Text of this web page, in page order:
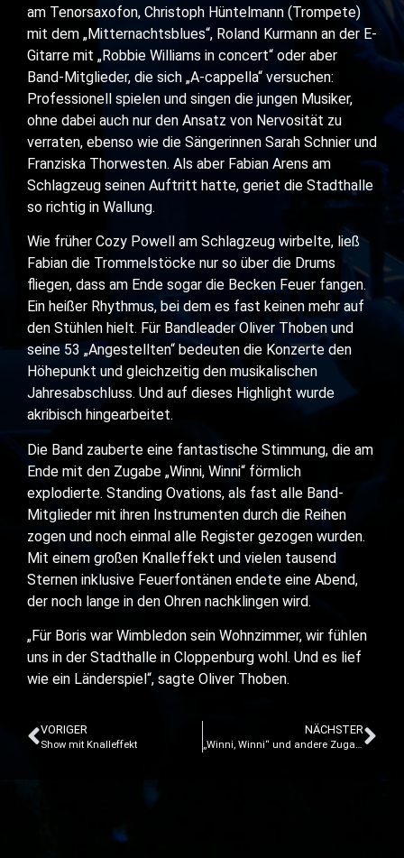
am Tenorsaxofon, Christoph Hüntelmann (Trompete)
mit dem „Mitternachtsblues“, Roland Kurmann an der E-
Gitarre mit „Robbie Williams in concert“ oder aber
Band-Mitglieder, die sich „A-cappella“ versuchen:
Professionell spielen und singen die jungen Musiker,
ohne dabei auch nur den Ansatz von Nervosität zu
verraten, ebenso wie die Sängerinnen Sarah Schnier und
Franziska Thorwesten. Als aber Fabian Arens am
Schlagzeug seinen Auftritt hatte, geriet die Stadthalle
so richtig in Wallung.
Wie früher Cozy Powell am Schlagzeug wirbelte, ließ
Fabian die Trommelstöcke nur so über die Drums
fliegen, dass am Ende sogar die Becken Feuer fangen.
Ein heißer Rhythmus, bei dem es fast keinen mehr auf
den Stühlen hielt. Für Bandleader Oliver Thoben und
seine 53 „Angestellten“ bedeuten die Konzerte den
Höhepunkt und gleichzeitig den musikalischen
Jahresabschluss. Und auf dieses Highlight wurde
akribisch hingearbeitet.
Die Band zauberte eine fantastische Stimmung, die am
Ende mit den Zugabe „Winni, Winni“ förmlich
explodierte. Standing Ovations, als fast alle Band-
Mitglieder mit ihren Instrumenten durch die Reihen
zogen und noch einmal alle Register gezogen wurden.
Mit einem großen Knalleffekt und vielen tausend
Sternen inklusive Feuerfontänen endete eine Abend,
der noch lange in den Ohren nachklingen wird.
„Für Boris war Wimbledon sein Wohnzimmer, wir fühlen
uns in der Stadthalle in Cloppenburg wohl. Und es lief
wie ein Länderspiel“, sagte Oliver Thoben.
VORIGER
Show mit Knalleffekt
NÄCHSTER
„Winni, Winni“ und andere Zugaben